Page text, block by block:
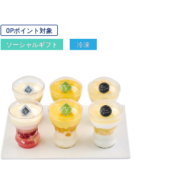
OPポイント対象
ソーシャルギフト
冷凍